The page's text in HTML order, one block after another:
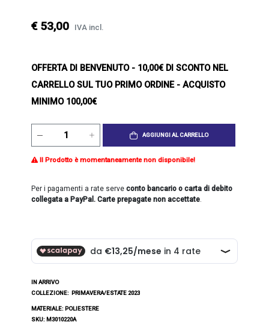
€ 53,00 IVA incl.
OFFERTA DI BENVENUTO- 10,00€ DI SCONTO NEL
CARRELLO SUL TUO PRIMO ORDINE - ACQUISTO
MINIMO 100,00€
AGGIUNGI AL CARRELLO
Il Prodotto è momentaneamente non disponibile!
Per i pagamenti a rate serveconto bancario o carta di debito
collegata a PayPal. Carte prepagate non accettate.
IN ARRIVO
COLLEZIONE: PRIMAVERA/ESTATE 2023
MATERIALE: POLIESTERE
SKU: M3010220A